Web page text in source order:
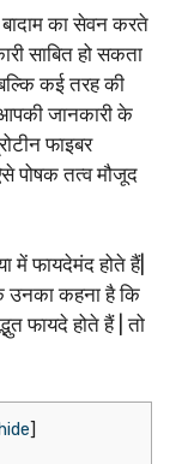
का सेवन करते
साबित हो सकता
कई तरह की
जानकारी के
फाइबर
पोषक तत्व मौजूद
में फायदेमंद होते हैं|
उनका कहना है कि
फायदे होते हैं | तो
]